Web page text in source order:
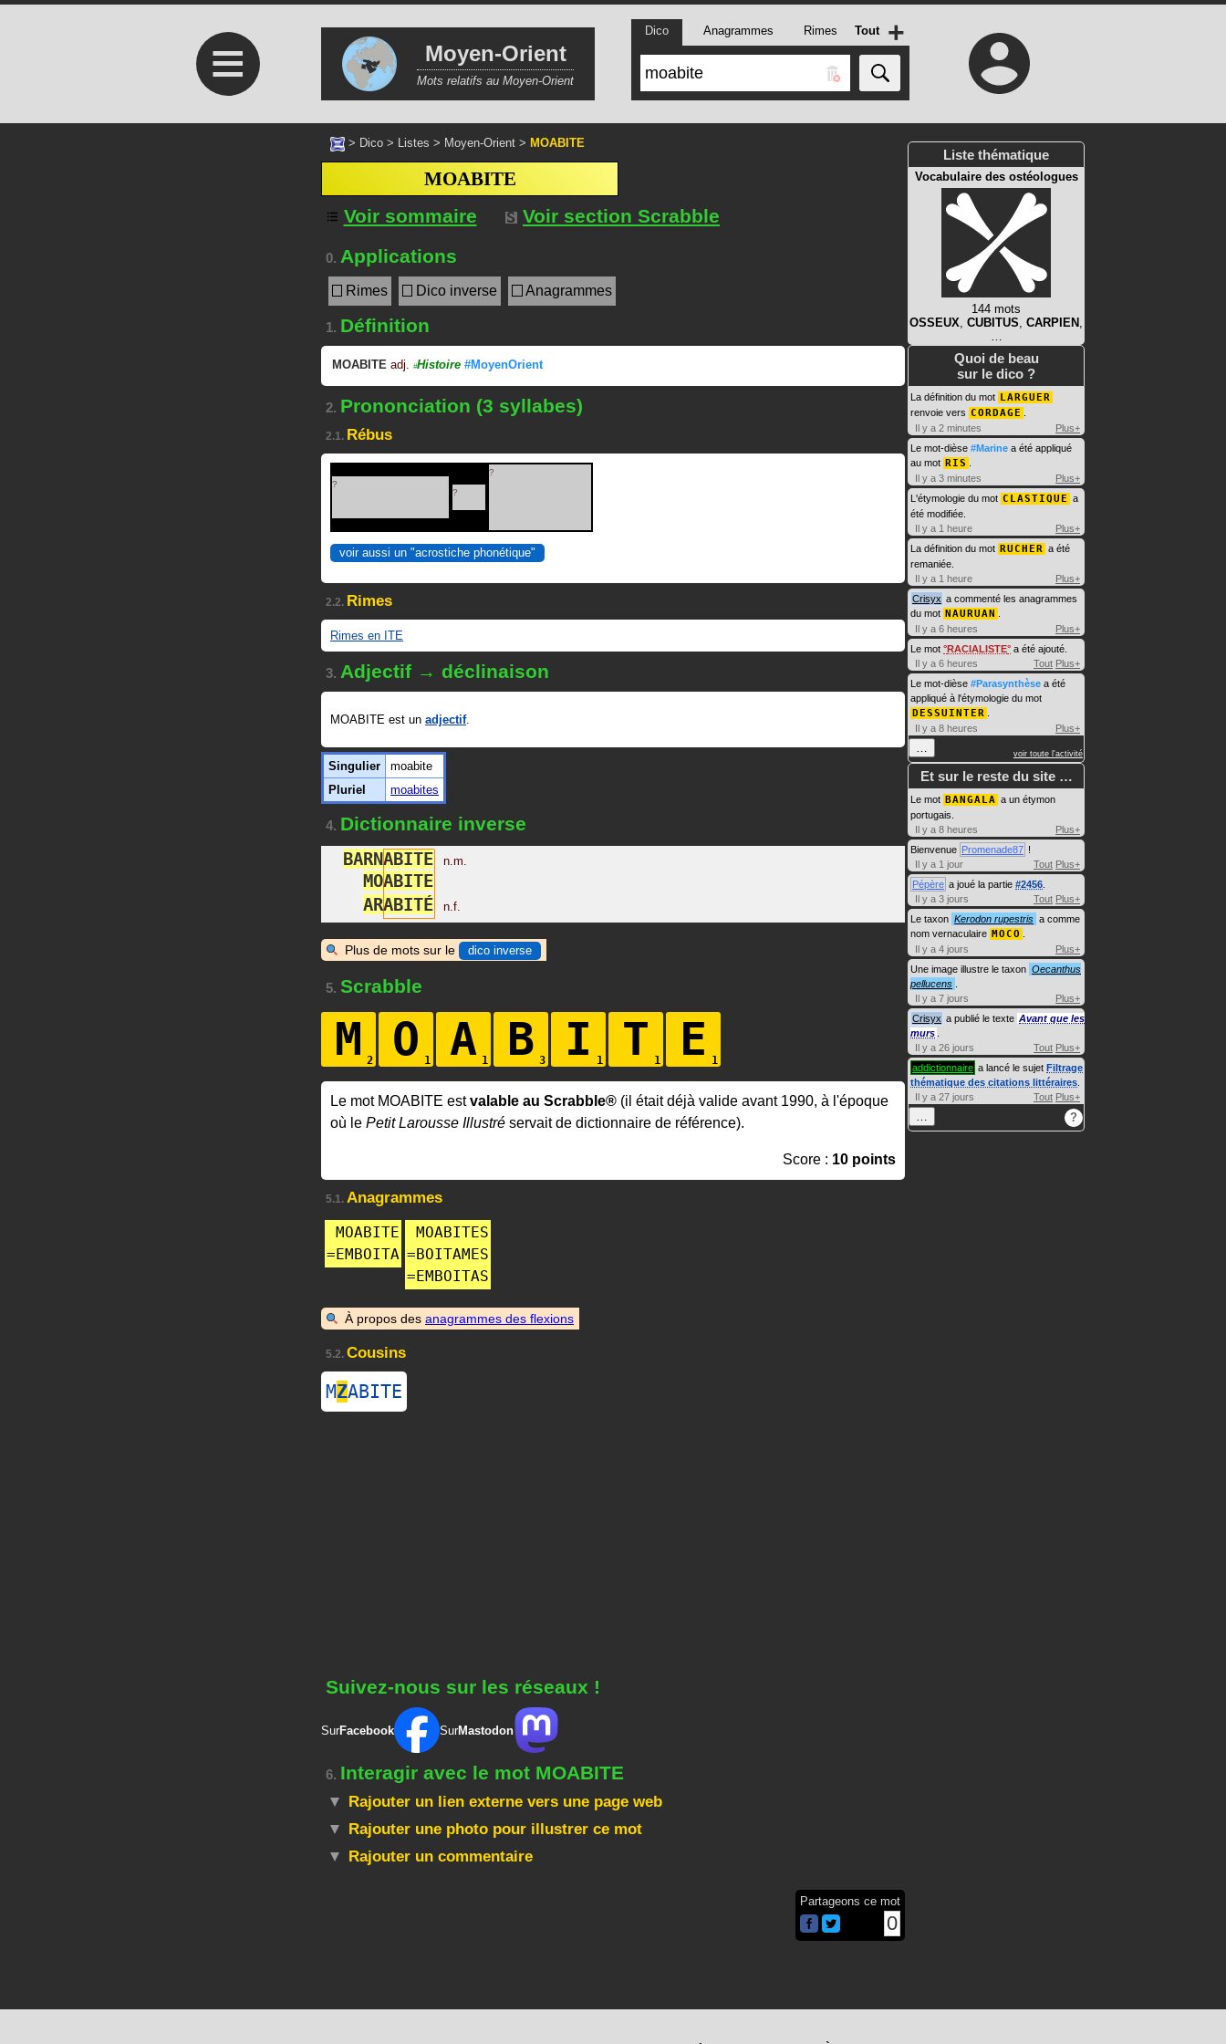
≡ Moyen-Orient
Mots relatifs au Moyen-Orient
Dico Anagrammes Rimes Tout +
> Dico > Listes > Moyen-Orient > MOABITE
MOABITE
Voir sommaire
Voir section Scrabble
0. Applications
Rimes Dico inverse Anagrammes
1. Définition
MOABITE adj. #Histoire #MoyenOrient
2. Prononciation (3 syllabes)
2.1. Rébus
?
?
?
voir aussi un "acrostiche phonétique"
2.2. Rimes
Rimes en ITE
3. Adjectif → déclinaison
MOABITE est un adjectif.
Singulier
moabite
Pluriel
moabites
4. Dictionnaire inverse
BARNABITE n.m.
MOABITE
ARABITÉ n.f.
Plus de mots sur le dico inverse
5. Scrabble
M O A B I T E
Le mot MOABITE estvalable au Scrabble® (il était déjà valide avant 1990, à l'époque
où le Petit Larousse Illustré servait de dictionnaire de référence).
Score : 10 points
5.1. Anagrammes
MOABITE
=EMBOITA
MOABITES
=BOITAMES
=EMBOITAS
À propos des anagrammes des flexions
5.2. Cousins
MZABITE
Suivez-nous sur les réseaux !
SurFacebook SurMastodon
6. Interagir avec le mot MOABITE
Rajouter un lien externe vers une page web
Rajouter une photo pour illustrer ce mot
Rajouter un commentaire
Partageons ce mot
0
Liste thématique
Vocabulaire des ostéologues
144 mots
OSSEUX, CUBITUS, CARPIEN ,
…
Quoi de beau
sur le dico ?
La définition du mot LARGUER
renvoie vers CORDAGE
Il y a 2 minutes
Plus+
Le mot-dièse #Marine a été appliqué
au mot RIS
Il y a 3 minutes
Plus+
L'étymologie du mot CLASTIQUE a
été modifiée.
Il y a 1 heure
Plus+
La définition du mot RUCHER a été
remaniée.
Il y a 1 heure
Plus+
Crisyx a commenté les anagrammes
du mot NAURUAN
Il y a 6 heures
Plus+
Le mot RACIALISTE a été ajouté.
Il y a 6 heures
Tout Plus+
Le mot-dièse #Parasynthèse a été
appliqué à l'étymologie du mot
DESSUINTER
Il y a 8 heures
Plus+
… voir toute l'activité
Et sur le reste du site …
Le mot BANGALA a un étymon
portugais.
Il y a 8 heures
Plus+
Bienvenue Promenade87 !
Il y a 1 jour
Tout Plus+
Pépère a joué la partie #2456
Il y a 3 jours
Tout Plus+
Le taxon Kerodon rupestris a comme
nom vernaculaire MOCO
Il y a 4 jours
Plus+
Une image illustre le taxon Oecanthus
pellucens
Il y a 7 jours
Plus+
Crisyx a publié le texte Avant que les
murs
Il y a 26 jours
Tout Plus+
addictionnaire a lancé le sujet Filtrage
thématique des citations littéraires
Il y a 27 jours
Tout Plus+
… ?